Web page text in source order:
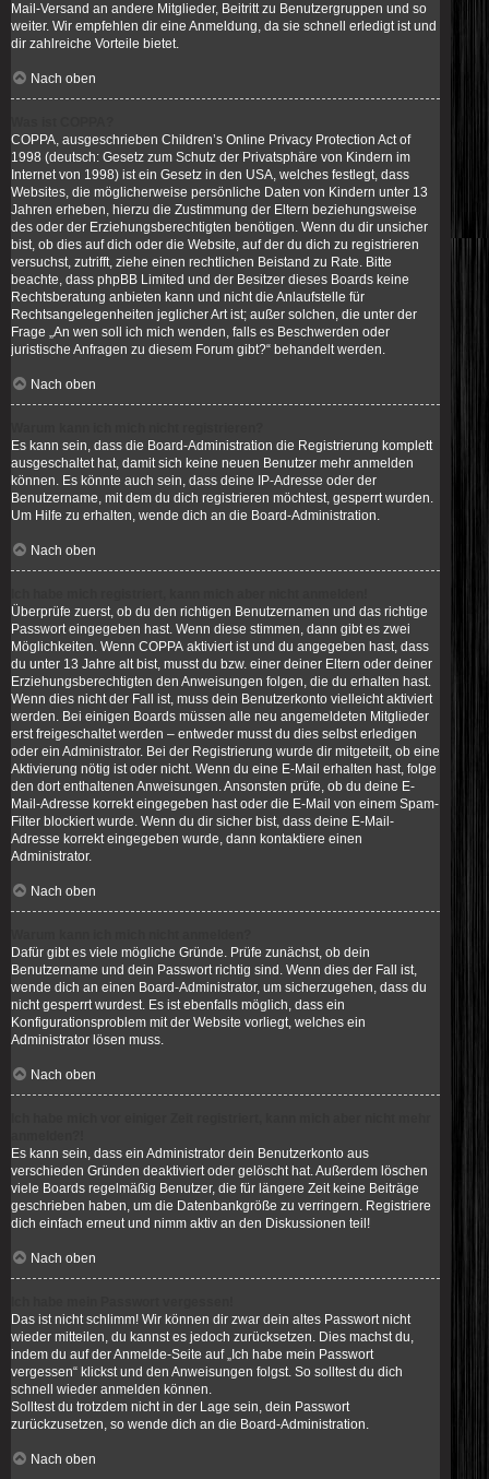
Mail-Versand an andere Mitglieder, Beitritt zu Benutzergruppen und so
weiter. Wir empfehlen dir eine Anmeldung, da sie schnell erledigt ist und
dir zahlreiche Vorteile bietet.
Nach oben
COPPA, ausgeschrieben Children’s Online Privacy Protection Act of
1998 (deutsch: Gesetz zum Schutz der Privatsphäre von Kindern im
Internet von 1998) ist ein Gesetz in den USA, welches festlegt, dass
Websites, die möglicherweise persönliche Daten von Kindern unter 13
Jahren erheben, hierzu die Zustimmung der Eltern beziehungsweise
des oder der Erziehungsberechtigten benötigen. Wenn du dir unsicher
bist, ob dies auf dich oder die Website, auf der du dich zu registrieren
versuchst, zutrifft, ziehe einen rechtlichen Beistand zu Rate. Bitte
beachte, dass phpBB Limited und der Besitzer dieses Boards keine
Rechtsberatung anbieten kann und nicht die Anlaufstelle für
Rechtsangelegenheiten jeglicher Art ist; außer solchen, die unter der
Frage „An wen soll ich mich wenden, falls es Beschwerden oder
juristische Anfragen zu diesem Forum gibt?“ behandelt werden.
Nach oben
Es kann sein, dass die Board-Administration die Registrierung komplett
ausgeschaltet hat, damit sich keine neuen Benutzer mehr anmelden
können. Es könnte auch sein, dass deine IP-Adresse oder der
Benutzername, mit dem du dich registrieren möchtest, gesperrt wurden.
Um Hilfe zu erhalten, wende dich an die Board-Administration.
Nach oben
Überprüfe zuerst, ob du den richtigen Benutzernamen und das richtige
Passwort eingegeben hast. Wenn diese stimmen, dann gibt es zwei
Möglichkeiten. Wenn COPPA aktiviert ist und du angegeben hast, dass
du unter 13 Jahre alt bist, musst du bzw. einer deiner Eltern oder deiner
Erziehungsberechtigten den Anweisungen folgen, die du erhalten hast.
Wenn dies nicht der Fall ist, muss dein Benutzerkonto vielleicht aktiviert
werden. Bei einigen Boards müssen alle neu angemeldeten Mitglieder
erst freigeschaltet werden – entweder musst du dies selbst erledigen
oder ein Administrator. Bei der Registrierung wurde dir mitgeteilt, ob eine
Aktivierung nötig ist oder nicht. Wenn du eine E-Mail erhalten hast, folge
den dort enthaltenen Anweisungen. Ansonsten prüfe, ob du deine E-
Mail-Adresse korrekt eingegeben hast oder die E-Mail von einem Spam-
Filter blockiert wurde. Wenn du dir sicher bist, dass deine E-Mail-
Adresse korrekt eingegeben wurde, dann kontaktiere einen
Administrator.
Nach oben
Dafür gibt es viele mögliche Gründe. Prüfe zunächst, ob dein
Benutzername und dein Passwort richtig sind. Wenn dies der Fall ist,
wende dich an einen Board-Administrator, um sicherzugehen, dass du
nicht gesperrt wurdest. Es ist ebenfalls möglich, dass ein
Konfigurationsproblem mit der Website vorliegt, welches ein
Administrator lösen muss.
Nach oben
Es kann sein, dass ein Administrator dein Benutzerkonto aus
verschieden Gründen deaktiviert oder gelöscht hat. Außerdem löschen
viele Boards regelmäßig Benutzer, die für längere Zeit keine Beiträge
geschrieben haben, um die Datenbankgröße zu verringern. Registriere
dich einfach erneut und nimm aktiv an den Diskussionen teil!
Nach oben
Das ist nicht schlimm! Wir können dir zwar dein altes Passwort nicht
wieder mitteilen, du kannst es jedoch zurücksetzen. Dies machst du,
indem du auf der Anmelde-Seite auf „Ich habe mein Passwort
vergessen“ klickst und den Anweisungen folgst. So solltest du dich
schnell wieder anmelden können.
Solltest du trotzdem nicht in der Lage sein, dein Passwort
zurückzusetzen, so wende dich an die Board-Administration.
Nach oben